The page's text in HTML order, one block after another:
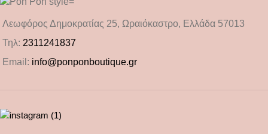
Λεωφόρος Δημοκρατίας 25, Ωραιόκαστρο, Ελλάδα 57013
Τηλ: 2311241837
Email: info@ponponboutique.gr